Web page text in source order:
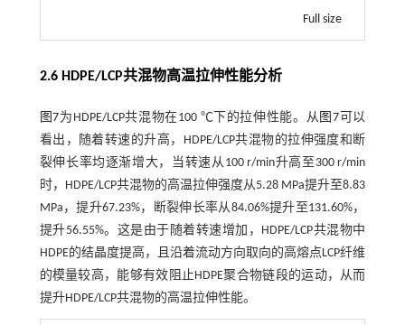
Full size
2.6 HDPE/LCP共混物高温拉伸性能分析
图7为HDPE/LCP共混物在100 ℃下的拉伸性能。从 图7 可以
看出，随着转速的升高，HDPE/LCP共混物的拉伸强度和断
裂伸长率均逐渐增大，当转速从100 r/min升高至300 r/min
时，HDPE/LCP共混物的高温拉伸强度从5.28 MPa提升至8.83
MPa，提升67.23%，断裂伸长率从84.06%提升至131.60%，
提升56.55%。这是由于随着转速增加，HDPE/LCP共混物中
HDPE的结晶度提高，且沿着流动方向取向的高熔点LCP纤维
的模量较高，能够有效阻止HDPE聚合物链段的运动，从而
提升HDPE/LCP共混物的高温拉伸性能。